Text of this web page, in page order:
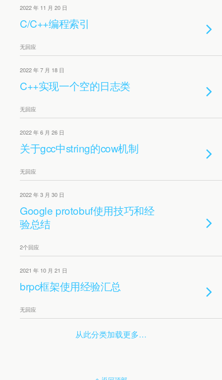
2022 年 11 月 20 日
C/C++编程索引
无回应
2022 年 7 月 18 日
C++实现一个空的日志类
无回应
2022 年 6 月 26 日
关于gcc中string的cow机制
无回应
2022 年 3 月 30 日
Google protobuf使用技巧和经
验总结
2个回应
2021 年 10 月 21 日
brpc框架使用经验汇总
无回应
从此分类加载更多…